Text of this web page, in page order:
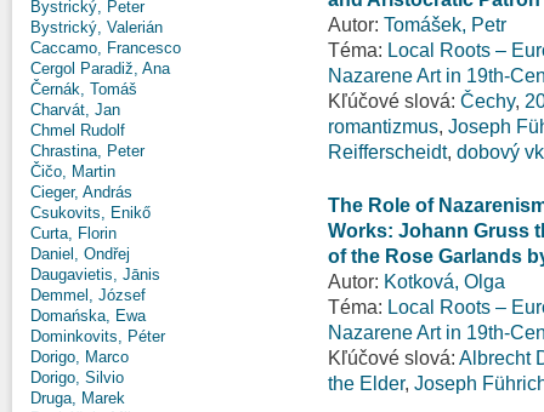
Bystrický, Peter
Bystrický, Valerián
Caccamo, Francesco
Cergol Paradiž, Ana
Černák, Tomáš
Charvát, Jan
Chmel Rudolf
Chrastina, Peter
Čičo, Martin
Cieger, András
Csukovits, Enikő
Curta, Florin
Daniel, Ondřej
Daugavietis, Jānis
Demmel, József
Domańska, Ewa
Dominkovits, Péter
Dorigo, Marco
Dorigo, Silvio
Druga, Marek
Autor: Tomášek, Petr
Téma: Local Roots –
Nazarene Art in 19th-
Kľúčové slová: Čechy,
romantizmus, Joseph
Reifferscheidt, dobový
The Role of
Works: Johann Gruss
of the Rose Garlands
Autor: Kotková, Olga
Téma: Local Roots –
Nazarene Art in 19th-
Kľúčové slová: Albrecht
the Elder, Joseph